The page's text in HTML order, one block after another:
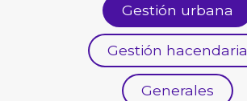
Gestión urbana
Gestión hacendaria
Generales